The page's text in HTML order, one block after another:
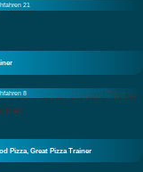
21
8
Pizza, Great Pizza Trainer